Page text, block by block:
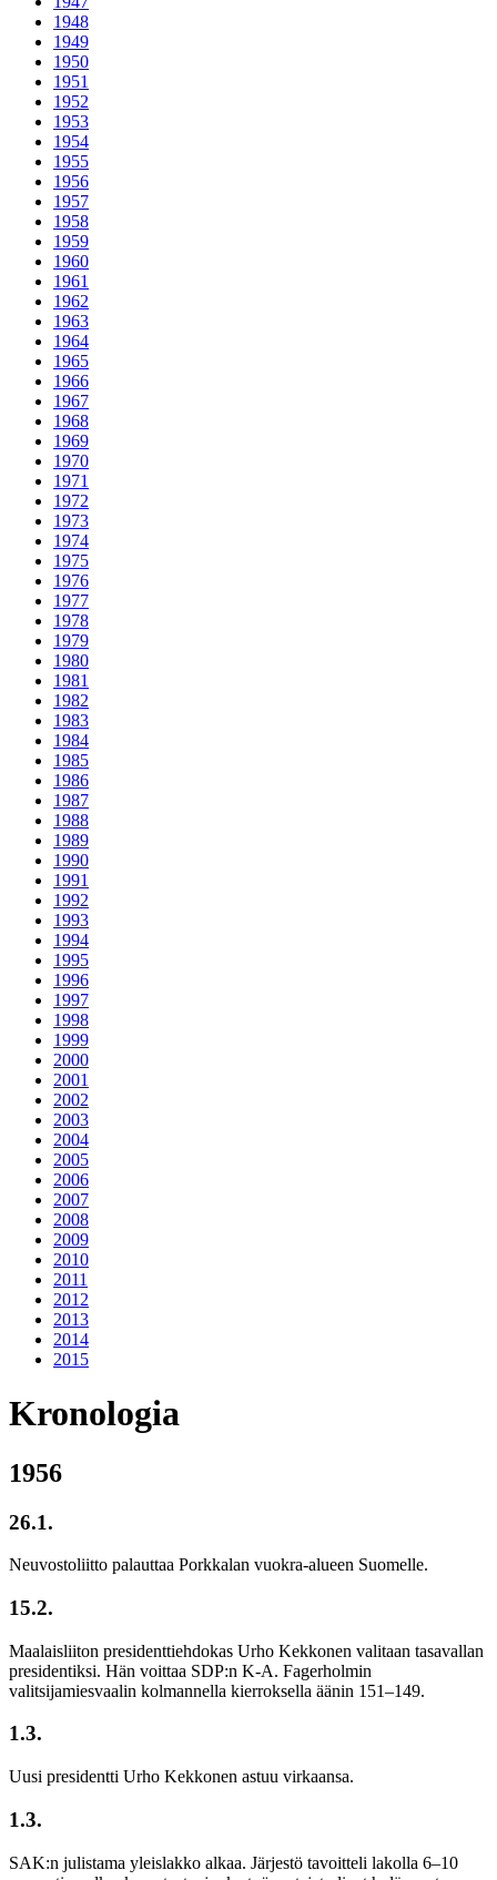
1948
1949
1950
1951
1952
1953
1954
1955
1956
1957
1958
1959
1960
1961
1962
1963
1964
1965
1966
1967
1968
1969
1970
1971
1972
1973
1974
1975
1976
1977
1978
1979
1980
1981
1982
1983
1984
1985
1986
1987
1988
1989
1990
1991
1992
1993
1994
1995
1996
1997
1998
1999
2000
2001
2002
2003
2004
2005
2006
2007
2008
2009
2010
2011
2012
2013
2014
2015
Kronologia
1956
26.1.
Neuvostoliitto palauttaa Porkkalan vuokra-alueen Suomelle.
15.2.
Maalaisliiton presidenttiehdokas Urho Kekkonen valitaan tasavallan
presidentiksi. Hän voittaa SDP:n K-A. Fagerholmin
valitsijamiesvaalin kolmannella kierroksella äänin 151–149.
1.3.
Uusi presidentti Urho Kekkonen astuu virkaansa.
1.3.
SAK:n julistama yleislakko alkaa. Järjestö tavoitteli lakolla 6–10